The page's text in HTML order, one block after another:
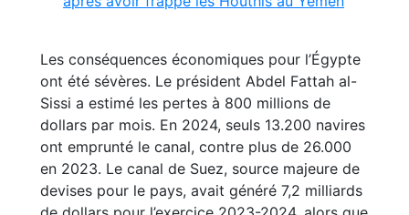
Les conséquences économiques pour l’Égypte
ont été sévères. Le président Abdel Fattah al-
Sissi a estimé les pertes à 800 millions de
dollars par mois. En 2024, seuls 13.200 navires
ont emprunté le canal, contre plus de 26.000
en 2023. Le canal de Suez, source majeure de
devises pour le pays, avait généré 7,2 milliards